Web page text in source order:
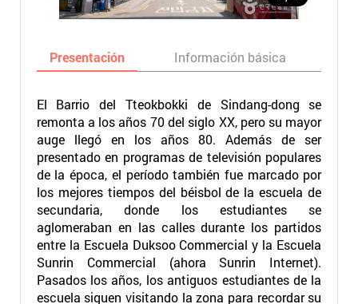
Presentación Información básica
El Barrio del Tteokbokki de Sindang-dong se
remonta a los años 70 del siglo XX, pero su mayor
auge llegó en los años 80. Además de ser
presentado en programas de televisión populares
de la época, el período también fue marcado por
los mejores tiempos del béisbol de la escuela de
secundaria, donde los estudiantes se
aglomeraban en las calles durante los partidos
entre la Escuela Duksoo Commercial y la Escuela
Sunrin Commercial (ahora Sunrin Internet).
Pasados los años, los antiguos estudiantes de la
escuela siguen visitando la zona para recordar su